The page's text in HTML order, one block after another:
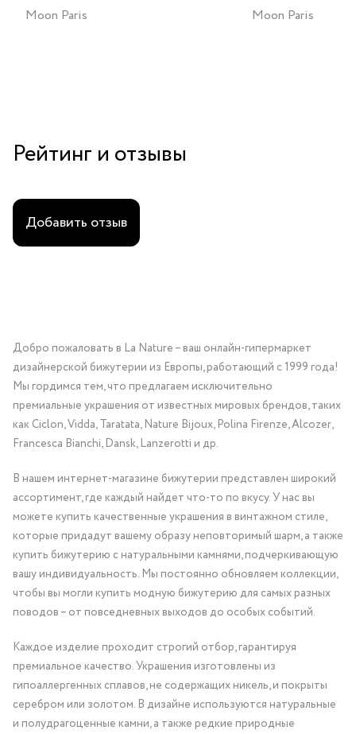
Moon Paris Moon Paris
Рейтинг и отзывы
Добавить отзыв
Добро пожаловать в La Nature – ваш онлайн-гипермаркет
дизайнерской бижутерии из Европы, работающий с 1999 года!
Мы гордимся тем, что предлагаем исключительно
премиальные украшения от известных мировых брендов, таких
как Ciclon, Vidda, Taratata, Nature Bijoux, Polina Firenze, Alcozer,
Francesca Bianchi, Dansk, Lanzerotti и др.
В нашем интернет-магазине бижутерии представлен широкий
ассортимент, где каждый найдет что-то по вкусу. У нас вы
можете купить качественные украшения в винтажном стиле,
которые придадут вашему образу неповторимый шарм, а также
купить бижутерию с натуральными камнями, подчеркивающую
вашу индивидуальность. Мы постоянно обновляем коллекции,
чтобы вы могли купить модную бижутерию для самых разных
поводов – от повседневных выходов до особых событий.
Каждое изделие проходит строгий отбор, гарантируя
премиальное качество. Украшения изготовлены из
гипоаллергенных сплавов, не содержащих никель, и покрыты
серебром или золотом. В дизайне используются натуральные
и полудрагоценные камни, а также редкие природные